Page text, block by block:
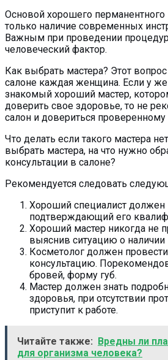
Основой хорошего перманентного
только наличие современных
Важным при проведении
человеческий фактор.
Как выбрать мастера? Этот
салоне каждая женщина. Если у
знакомый хороший мастер,
доверить свое здоровье, то не
салон и довериться проверенному
Что делать если такого мастера
выбрать мастера, на что нужно
консультации в салоне?
Рекомендуется следовать
Хороший специалист должен
подтверждающий его
Хороший мастер никогда не
выяснив ситуацию о наличии
Косметолог должен
консультацию.
бровей, форму губ.
Мастер должен знать
здоровья, при отсутствии
приступит к работе.
Читайте также:
Вредны ли
для организма человека?